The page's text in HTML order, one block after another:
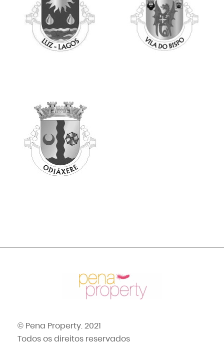
© Pena Property. 2021
Todos os direitos reservados